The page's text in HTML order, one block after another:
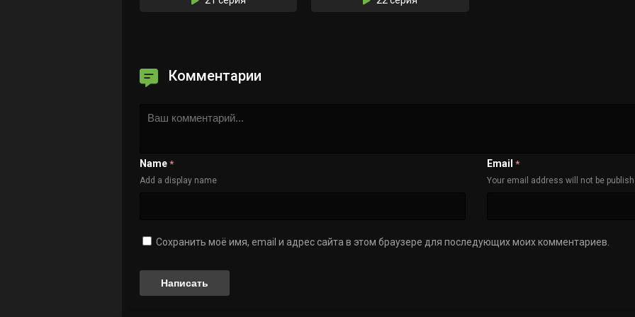
Комментарии
Name *
Add a display name
Email *
Your email address will not be
Сохранить моё имя, email и адрес сайта в этом браузере для последующих моих комментариев.